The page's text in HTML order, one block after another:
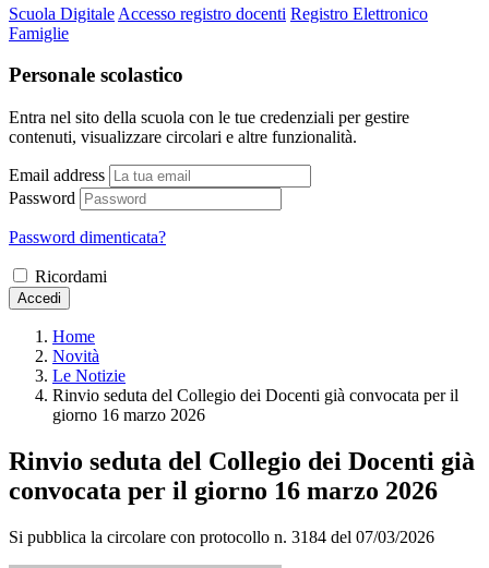
Scuola Digitale Accesso registro docenti Registro Elettronico
Famiglie
Personale scolastico
Entra nel sito della scuola con le tue credenziali per gestire
contenuti, visualizzare circolari e altre funzionalità.
Email address
Password
Password dimenticata?
Ricordami
Accedi
Home
Novità
Le Notizie
Rinvio seduta del Collegio dei Docenti già convocata per il
giorno 16 marzo 2026
Rinvio seduta del Collegio dei Docenti già
convocata per il giorno 16 marzo 2026
Si pubblica la circolare con protocollo n. 3184 del 07/03/2026